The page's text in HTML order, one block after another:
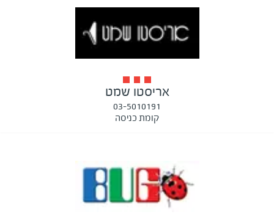
אריסטו שמט
03-5010191
קומת כניסה